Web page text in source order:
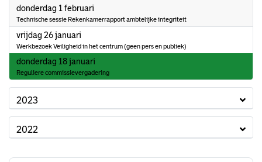
donderdag 1 februari
Technische sessie Rekenkamerrapport ambtelijke integriteit
vrijdag 26 januari
Werkbezoek Veiligheid in het centrum (geen pers en publiek)
donderdag 18 januari
Reguliere commissievergadering
2023
2022